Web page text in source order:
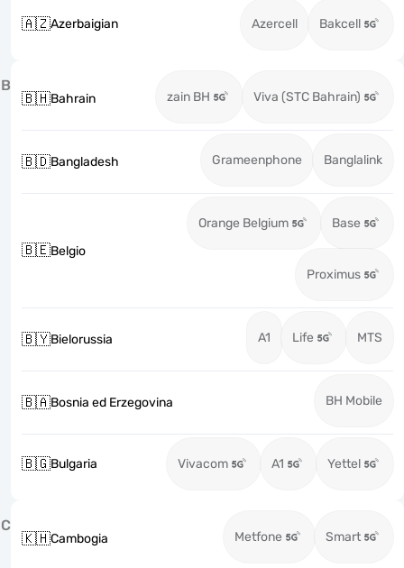
🇦🇿Azerbaigian Azercell Bakcell
B
🇧🇭Bahrain zain BH Viva (STC Bahrain)
🇧🇩Bangladesh Grameenphone Banglalink
🇧🇪Belgio
Orange Belgium Base
Proximus
🇧🇾Bielorussia A1 Life MTS
🇧🇦Bosnia ed Erzegovina BH Mobile
🇧🇬Bulgaria Vivacom A1 Yettel
C
🇰🇭Cambogia Metfone Smart